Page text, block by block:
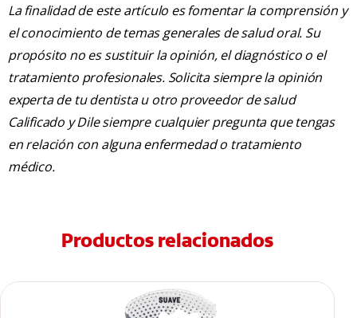
La finalidad de este artículo es fomentar la comprensión y
el conocimiento de temas generales de salud oral. Su
propósito no es sustituir la opinión, el diagnóstico o el
tratamiento profesionales. Solicita siempre la opinión
experta de tu dentista u otro proveedor de salud
Calificado y Dile siempre cualquier pregunta que tengas
en relación con alguna enfermedad o tratamiento
médico.
Productos relacionados